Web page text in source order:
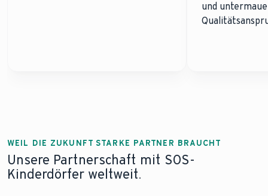
und
WEIL DIE ZUKUNFT STARKE PARTNER BRAUCHT
Unsere Partnerschaft mit SOS-
Kinderdörfer weltweit.